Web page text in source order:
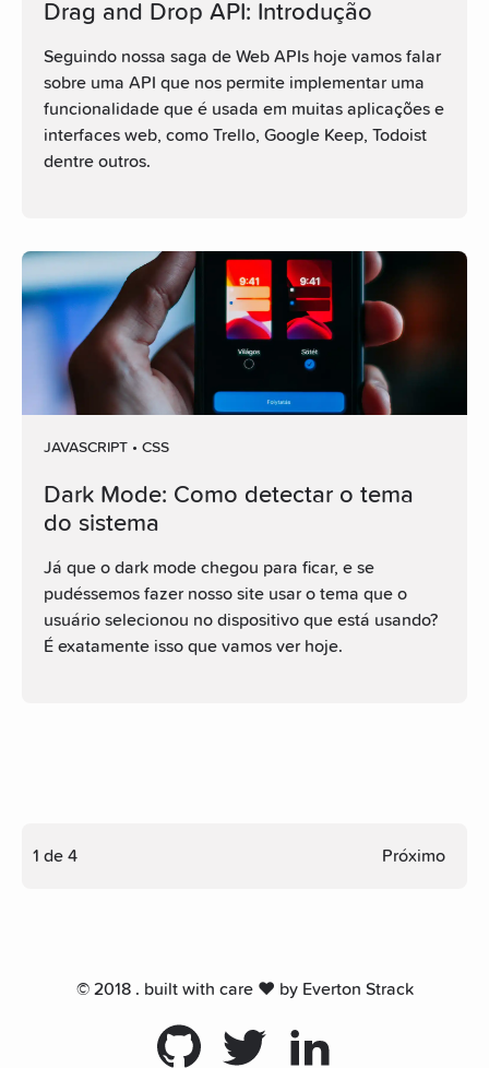
Drag and Drop API: Introdução
Seguindo nossa saga de Web APIs hoje vamos falar
sobre uma API que nos permite implementar uma
funcionalidade que é usada em muitas aplicações e
interfaces web, como Trello, Google Keep, Todoist
dentre outros.
JAVASCRIPT • CSS
Dark Mode: Como detectar o tema
do sistema
Já que o dark mode chegou para ficar, e se
pudéssemos fazer nosso site usar o tema que o
usuário selecionou no dispositivo que está usando?
É exatamente isso que vamos ver hoje.
1 de 4 Próximo
© 2018 . built with care ♥ by Everton Strack